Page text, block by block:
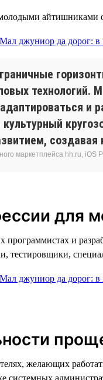
и
маркетплейса hh.ru, iOS
для
программистах и
тестировщики,
желающих
системных